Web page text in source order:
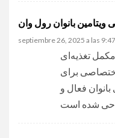
ویتامین بانوان رول وان
septiembre 26, 2025 a las
تغذیه‌ای
برای
بانوان فعال و